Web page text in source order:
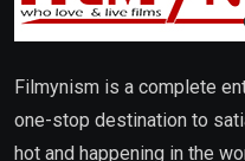
Filmynism is a complete
one-stop destination to
hot and happening in the